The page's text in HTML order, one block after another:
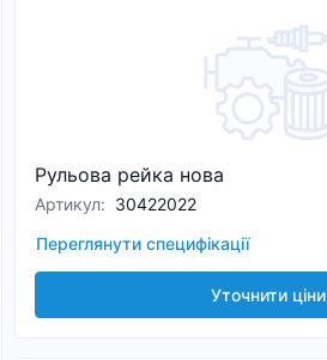
Рульова рейка нова
Артикул: 30422022
Переглянути специфікації
Уточнити ціни